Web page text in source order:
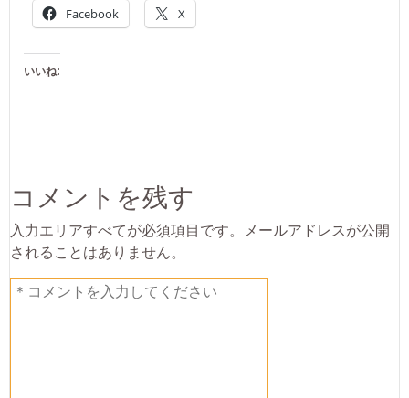
Facebook X
いいね:
コメントを残す
入力エリアすべてが必須項目です。メールアドレスが公開
されることはありません。